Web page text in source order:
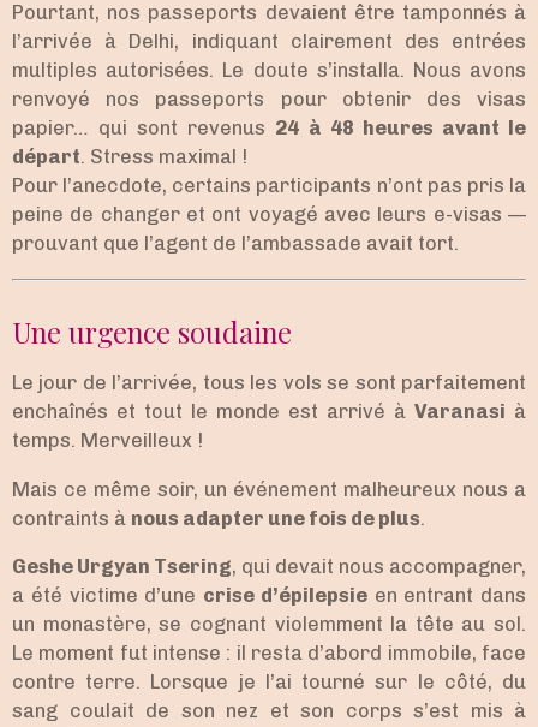
Pourtant, nos passeports devaient être tamponnés à
l’arrivée à Delhi, indiquant clairement des entrées
multiples autorisées. Le doute s’installa. Nous avons
renvoyé nos passeports pour obtenir des visas
papier… qui sont revenus 24 à 48 heures avant le
départ. Stress maximal !
Pour l’anecdote, certains participants n’ont pas pris la
peine de changer et ont voyagé avec leurs e-visas —
prouvant que l’agent de l’ambassade avait tort.
Une urgence soudaine
Le jour de l’arrivée, tous les vols se sont parfaitement
enchaînés et tout le monde est arrivé à Varanasi à
temps. Merveilleux !
Mais ce même soir, un événement malheureux nous a
contraints à nous adapter une fois de plus.
Geshe Urgyan Tsering, qui devait nous accompagner,
a été victime d’une crise d’épilepsieen entrant dans
un monastère, se cognant violemment la tête au sol.
Le moment fut intense : il resta d’abord immobile, face
contre terre. Lorsque je l’ai tourné sur le côté, du
sang coulait de son nez et son corps s’est mis à